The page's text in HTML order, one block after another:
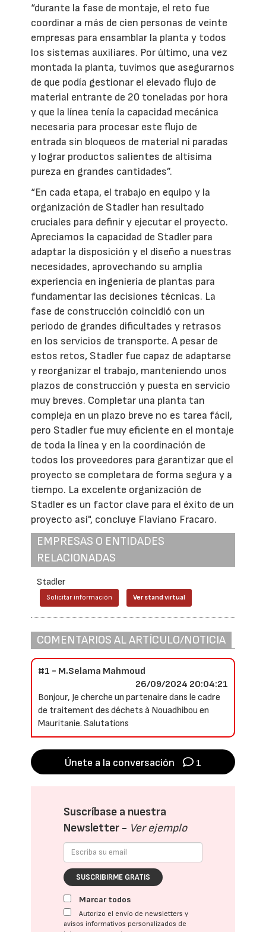
“durante la fase de montaje, el reto fue
coordinar a más de cien personas de veinte
empresas para ensamblar la planta y todos
los sistemas auxiliares. Por último, una vez
montada la planta, tuvimos que asegurarnos
de que podía gestionar el elevado flujo de
material entrante de 20 toneladas por hora
y que la línea tenía la capacidad mecánica
necesaria para procesar este flujo de
entrada sin bloqueos de material ni paradas
y lograr productos salientes de altísima
pureza en grandes cantidades”.
“En cada etapa, el trabajo en equipo y la
organización de Stadler han resultado
cruciales para definir y ejecutar el proyecto.
Apreciamos la capacidad de Stadler para
adaptar la disposición y el diseño a nuestras
necesidades, aprovechando su amplia
experiencia en ingeniería de plantas para
fundamentar las decisiones técnicas. La
fase de construcción coincidió con un
periodo de grandes dificultades y retrasos
en los servicios de transporte. A pesar de
estos retos, Stadler fue capaz de adaptarse
y reorganizar el trabajo, manteniendo unos
plazos de construcción y puesta en servicio
muy breves. Completar una planta tan
compleja en un plazo breve no es tarea fácil,
pero Stadler fue muy eficiente en el montaje
de toda la línea y en la coordinación de
todos los proveedores para garantizar que el
proyecto se completara de forma segura y a
tiempo. La excelente organización de
Stadler es un factor clave para el éxito de un
proyecto así", concluye Flaviano Fracaro.
EMPRESAS O ENTIDADES
RELACIONADAS
Stadler
Solicitar información Ver stand virtual
COMENTARIOS AL ARTÍCULO/NOTICIA
#1 - M.Selama Mahmoud
26/09/2024 20:04:21
Bonjour, Je cherche un partenaire dans le cadre
de traitement des déchets à Nouadhibou en
Mauritanie. Salutations
Únete a la conversación 1
Suscríbase a nuestra
Newsletter - Ver ejemplo
SUSCRIBIRME GRATIS
Marcar todos
Autorizo el envío de newsletters y
avisos informativos personalizados de